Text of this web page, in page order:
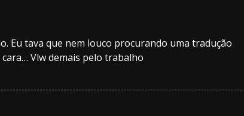
Eu tava que nem louco procurando uma tradução
Vlw demais pelo trabalho